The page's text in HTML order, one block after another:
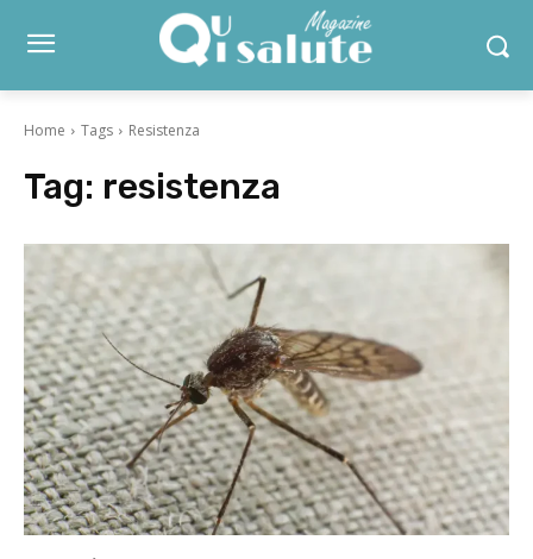
Home Tags Resistenza
Tag: resistenza